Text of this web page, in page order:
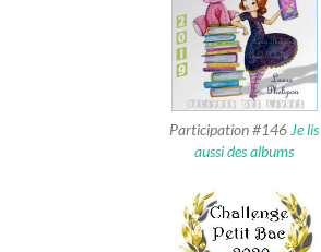
Participation #146 Je lis
aussi des albums